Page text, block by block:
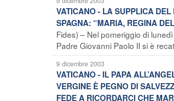
VATICANO - LA SUPPLICA DEL
SPAGNA: “MARIA, REGINA
Fides) – Nel pomeriggio di
Padre Giovanni Paolo II si è
9 dicembre 2003
VATICANO - IL PAPA
VERGINE È PEGNO DI
FEDE A RICORDARCI CHE